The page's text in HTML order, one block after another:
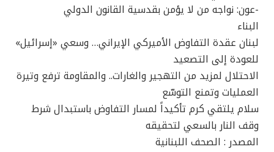
-عون: نواجه من لا يؤمن بقدسية القانون الدولي
البناء
لبنان عقدة التفاوض الأميركي الإيراني… وسعي «إسرائيل»
للعودة إلى التصعيد
الاحتلال لمزيد من التهجير والغارات.. والمقاومة ترفع وتيرة
العمليات وتمنع التوسّع
سلام يلتقي كرم تأكيداً لمسار التفاوض باستبدال شرط
وقف النار بالسعي لتحقيقه
المصدر : الصحف اللبنانية